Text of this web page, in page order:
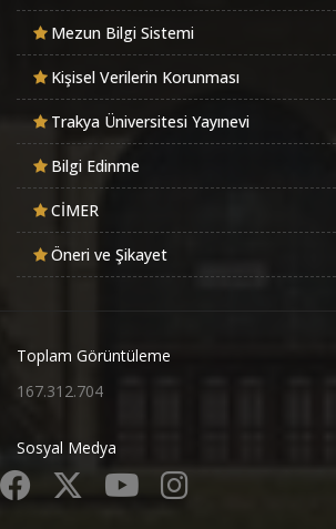
Mezun Bilgi Sistemi
Kişisel Verilerin Korunması
Trakya Üniversitesi Yayınevi
Bilgi Edinme
CİMER
Öneri ve Şikayet
Toplam Görüntüleme
167.312.704
Sosyal Medya